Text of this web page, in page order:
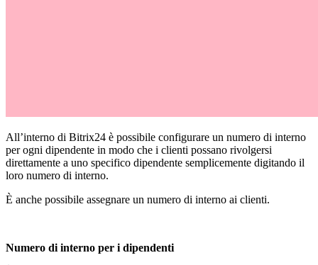
All’interno di Bitrix24 è possibile configurare un numero di interno
per ogni dipendente in modo che i clienti possano rivolgersi
direttamente a uno specifico dipendente semplicemente digitando il
loro numero di interno.
È anche possibile assegnare un numero di interno ai clienti.
Numero di interno per i dipendenti